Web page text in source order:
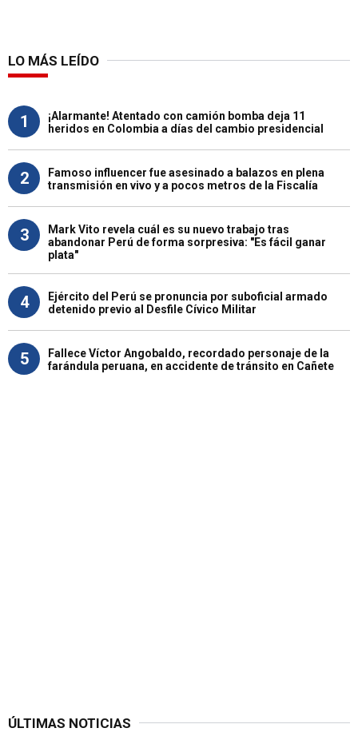
LO MÁS LEÍDO
1
¡Alarmante! Atentado con camión bomba deja 11
heridos en Colombia a días del cambio presidencial
2
Famoso influencer fue asesinado a balazos en plena
transmisión en vivo y a pocos metros de la Fiscalía
3
Mark Vito revela cuál es su nuevo trabajo tras
abandonar Perú de forma sorpresiva: "Es fácil ganar
plata"
4
Ejército del Perú se pronuncia por suboficial armado
detenido previo al Desfile Cívico Militar
5
Fallece Víctor Angobaldo, recordado personaje de la
farándula peruana, en accidente de tránsito en Cañete
ÚLTIMAS NOTICIAS